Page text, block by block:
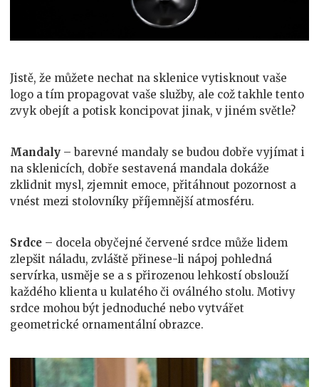
Jistě, že můžete nechat na sklenice vytisknout vaše
logo a tím propagovat vaše služby, ale což takhle tento
zvyk obejít a potisk koncipovat jinak, v jiném světle?
Mandaly – barevné mandaly se budou dobře vyjímat i
na sklenicích, dobře sestavená mandala dokáže
zklidnit mysl, zjemnit emoce, přitáhnout pozornost a
vnést mezi stolovníky příjemnější atmosféru.
Srdce – docela obyčejné červené srdce může lidem
zlepšit náladu, zvláště přinese-li nápoj pohledná
servírka, usměje se a s přirozenou lehkostí obslouží
každého klienta u kulatého či oválného stolu. Motivy
srdce mohou být jednoduché nebo vytvářet
geometrické ornamentální obrazce.